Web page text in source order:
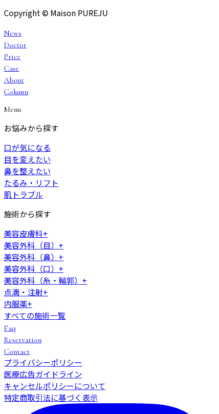
Copyright © Maison PUREJU
News
Doctor
Price
Case
About
Column
Menu
お悩みから探す
口が気になる
目を変えたい
鼻を整えたい
たるみ・リフト
肌トラブル
施術から探す
美容皮膚科+
美容外科（目） +
美容外科（鼻） +
美容外科（口） +
美容外科（糸・輪郭） +
点滴・注射+
内服薬+
すべての施術一覧
Faq
Reservation
Contact
プライバシーポリシー
医療広告ガイドライン
キャンセルポリシーについて
特定商取引法に基づく表示